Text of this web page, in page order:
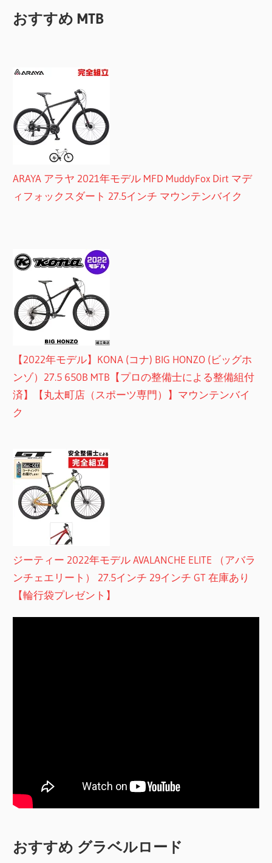
おすすめ MTB
ARAYA アラヤ 2021年モデル MFD MuddyFox Dirt マデ
ィフォックスダート 27.5インチ マウンテンバイク
【2022年モデル】KONA (コナ) BIG HONZO (ビッグホ
ンゾ）27.5 650B MTB【プロの整備士による整備組付
済】【丸太町店（スポーツ専門）】マウンテンバイ
ク
ジーティー 2022年モデル AVALANCHE ELITE （アバラ
ンチェエリート） 27.5インチ 29インチ GT 在庫あり
【輪行袋プレゼント】
おすすめ グラベルロード